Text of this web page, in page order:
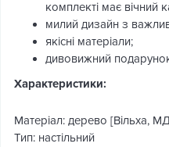
комплекті має вічний
милий дизайн з
якісні матеріали;
дивовижний
Характеристики:
Матеріал: дерево [Вільха,
Тип: настільний